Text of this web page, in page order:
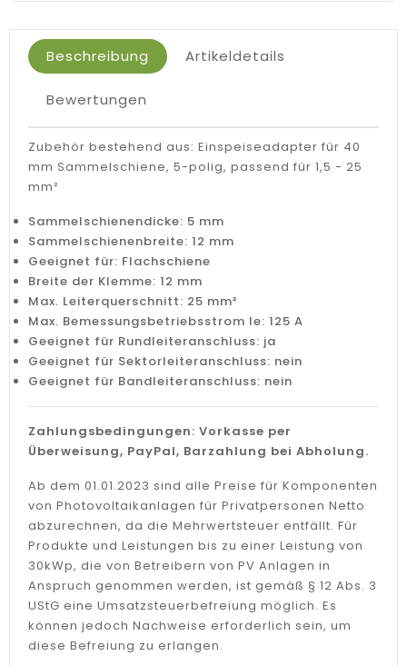
Beschreibung Artikeldetails
Bewertungen
Zubehör bestehend aus: Einspeiseadapter für 40
mm Sammelschiene, 5-polig, passend für 1,5 - 25
mm²
Sammelschienendicke: 5 mm
Sammelschienenbreite: 12 mm
Geeignet für: Flachschiene
Breite der Klemme: 12 mm
Max. Leiterquerschnitt: 25 mm²
Max. Bemessungsbetriebsstrom Ie: 125 A
Geeignet für Rundleiteranschluss: ja
Geeignet für Sektorleiteranschluss: nein
Geeignet für Bandleiteranschluss: nein
Zahlungsbedingungen: Vorkasse per
Überweisung, PayPal, Barzahlung bei Abholung.
Ab dem 01.01.2023 sind alle Preise für Komponenten
von Photovoltaikanlagen für Privatpersonen Netto
abzurechnen, da die Mehrwertsteuer entfällt. Für
Produkte und Leistungen bis zu einer Leistung von
30kWp, die von Betreibern von PV Anlagen in
Anspruch genommen werden, ist gemäß § 12 Abs. 3
UStG eine Umsatzsteuerbefreiung möglich. Es
können jedoch Nachweise erforderlich sein, um
diese Befreiung zu erlangen.